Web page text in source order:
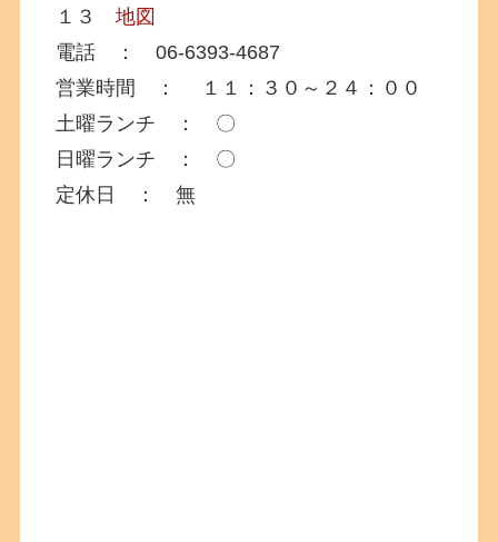
１３地図
電話 ： 06-6393-4687
営業時間 ： １１：３０～２４：００
土曜ランチ ： 〇
日曜ランチ ： 〇
定休日 ： 無